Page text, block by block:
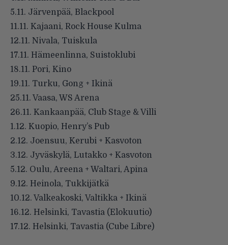
5.11. Järvenpää, Blackpool
11.11. Kajaani, Rock House Kulma
12.11. Nivala, Tuiskula
17.11. Hämeenlinna, Suistoklubi
18.11. Pori, Kino
19.11. Turku, Gong + Ikinä
25.11. Vaasa, WS Arena
26.11. Kankaanpää, Club Stage & Villi
1.12. Kuopio, Henry’s Pub
2.12. Joensuu, Kerubi + Kasvoton
3.12. Jyväskylä, Lutakko + Kasvoton
5.12. Oulu, Areena + Waltari, Apina
9.12. Heinola, Tukkijätkä
10.12. Valkeakoski, Valtikka + Ikinä
16.12. Helsinki, Tavastia (Elokuutio)
17.12. Helsinki, Tavastia (Cube Libre)